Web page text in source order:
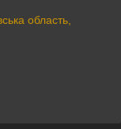
область,